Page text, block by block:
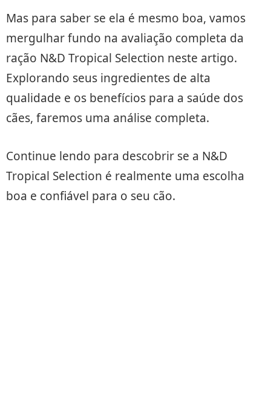
Mas para saber se ela é mesmo boa, vamos
mergulhar fundo na avaliação completa da
ração N&D Tropical Selection neste artigo.
Explorando seus ingredientes de alta
qualidade e os benefícios para a saúde dos
cães, faremos uma análise completa.
Continue lendo para descobrir se a N&D
Tropical Selection é realmente uma escolha
boa e confiável para o seu cão.